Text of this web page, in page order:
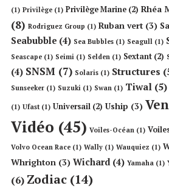
(1) Privilège (1) Privilège Marine (2) Rhéa
(8) Rodriguez Group (1) Ruban vert (3)
Seabubble (4) Sea Bubbles (1) Seagull (1)
Seascape (1) Seimi (1) Selden (1) Sextant (2)
(4) SNSM (7) Solaris (1) Structures
Sunseeker (1) Suzuki (1) Swan (1) Tiwal (5)
(1) Ufast (1) Universail (2) Uship (3)
Vidéo (45) Voiles-Océan (1)
Volvo Ocean Race (1) Wally (1) Wauquiez (1)
Whrighton (3) Wichard (4) Yamaha (1)
(6) Zodiac (14)